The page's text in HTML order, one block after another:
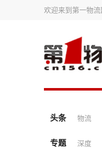
欢迎来到第一物流
头条 物流
专题 深度